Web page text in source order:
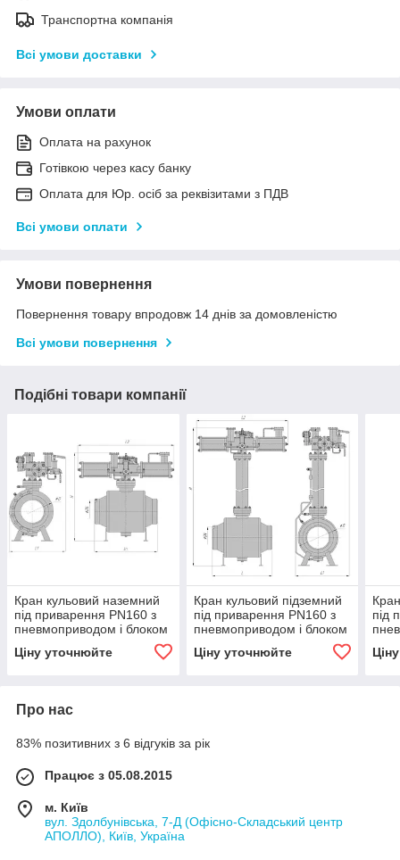
Транспортна компанія
Всі умови доставки
Умови оплати
Оплата на рахунок
Готівкою через касу банку
Оплата для Юр. осіб за реквізитами з ПДВ
Всі умови оплати
Умови повернення
Повернення товару впродовж 14 днів за домовленістю
Всі умови повернення
Подібні товари компанії
Кран кульовий наземний
під приварення РN160 з
пневмоприводом і блоком
Ціну уточнюйте
Кран кульовий підземний
під приварення РN160 з
пневмоприводом і блоком
Ціну уточнюйте
під
Про нас
83% позитивних з 6 відгуків за рік
Працює з 05.08.2015
м. Київ
вул. Здолбунівська, 7-Д (Офісно-Складський центр
АПОЛЛО), Київ, Україна